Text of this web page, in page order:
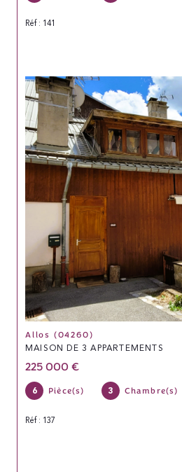
Réf : 141
Allos (04260)
MAISON DE 3 APPARTEMENTS
225 000 €
6 Pièce(s) 3 Chambre(s)
Réf : 137